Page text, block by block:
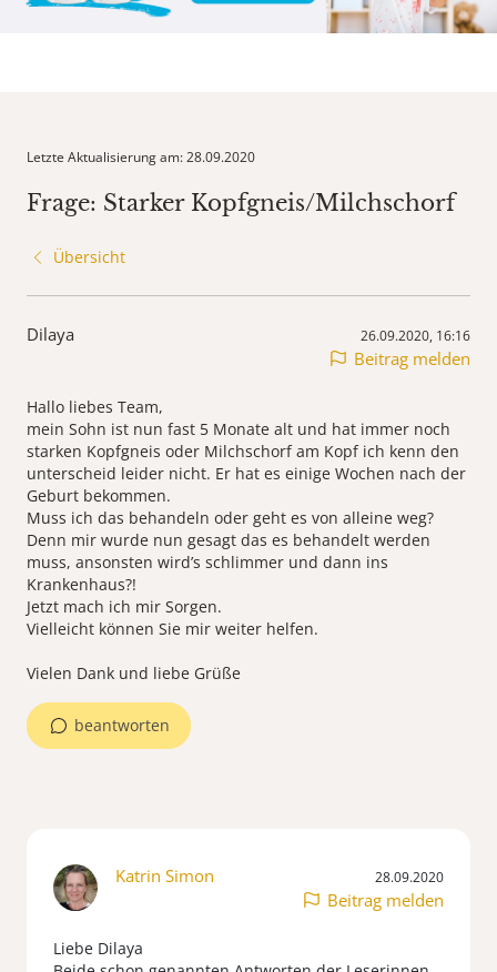
Letzte Aktualisierung am: 28.09.2020
Frage: Starker Kopfgneis/Milchschorf
Übersicht
Dilaya 26.09.2020, 16:16
Beitrag melden
Hallo liebes Team,
mein Sohn ist nun fast 5 Monate alt und hat immer noch
starken Kopfgneis oder Milchschorf am Kopf ich kenn den
unterscheid leider nicht. Er hat es einige Wochen nach der
Geburt bekommen.
Muss ich das behandeln oder geht es von alleine weg?
Denn mir wurde nun gesagt das es behandelt werden
muss, ansonsten wird’s schlimmer und dann ins
Krankenhaus?!
Jetzt mach ich mir Sorgen.
Vielleicht können Sie mir weiter helfen.
Vielen Dank und liebe Grüße
beantworten
Katrin Simon 28.09.2020
Beitrag melden
Liebe Dilaya